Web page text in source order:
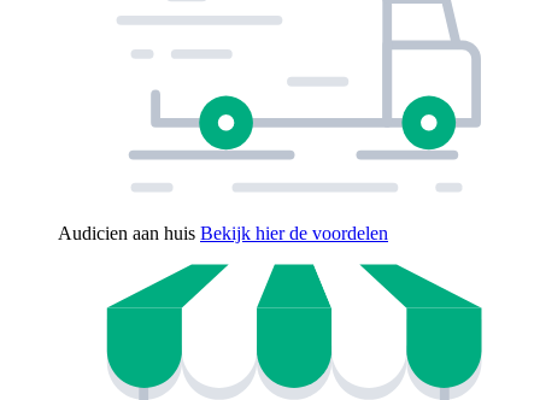
Audicien aan huis Bekijk hier de voordelen